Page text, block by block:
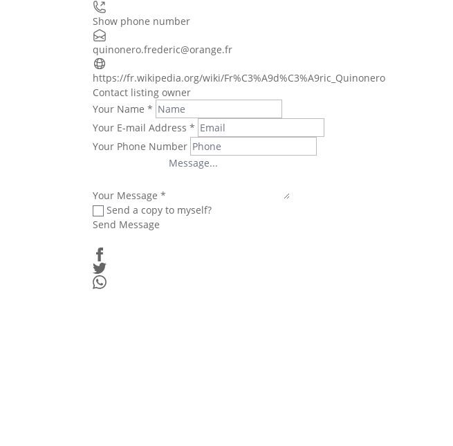
Show phone number
quinonero.frederic@orange.fr
https://fr.wikipedia.org/wiki/Fr%C3%A9d%C3%A9ric_Quinonero
Contact listing owner
Your Name*
Your E-mail Address*
Your Phone Number
Your Message*
Send a copy to myself?
Send Message